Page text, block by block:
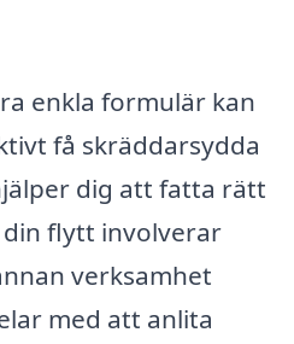
enkla formulär kan
få skräddarsydda
dig att fatta rätt
flytt involverar
verksamhet
med att anlita